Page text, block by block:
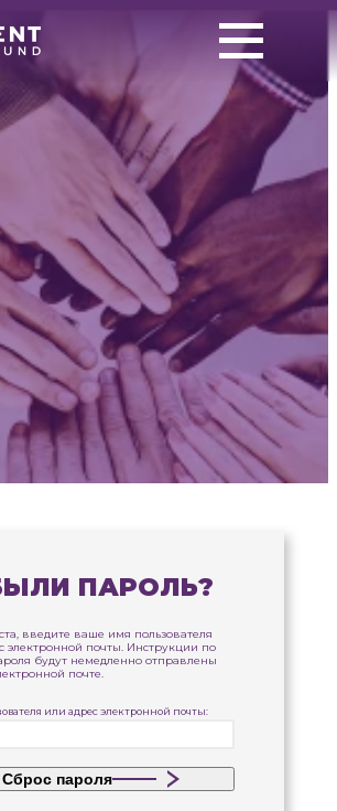
ПАРОЛЬ?
введите ваше имя пользователя
электронной почты. Инструкции по
будут немедленно отправлены
почте.
или адрес электронной почты:
Сброс пароля